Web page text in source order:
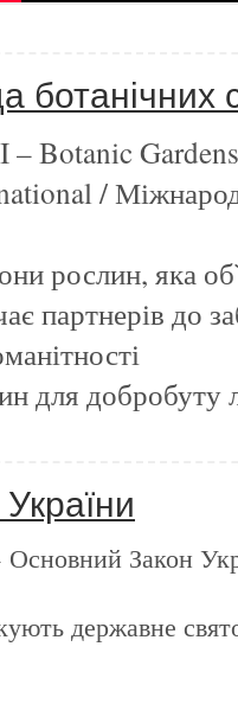
ботанічних
– Botanic
/
рослин, яка
партнерів до
для добробуту
Закон
державне